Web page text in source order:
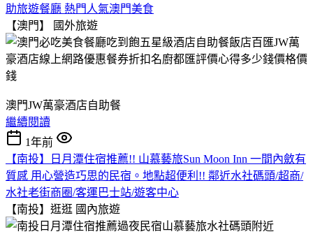
助旅遊餐廳 熱門人氣澳門美食
【澳門】
國外旅遊
澳門JW萬豪酒店自助餐
繼續閱讀
1年前
【南投】日月潭住宿推薦!! 山慕藝旅Sun Moon Inn 一間內斂有
質感 用心營造巧思的民宿。地點超便利!! 鄰近水社碼頭/超商/
水社老街商圈/客運巴士站/遊客中心
【南投】逛逛 國內旅遊